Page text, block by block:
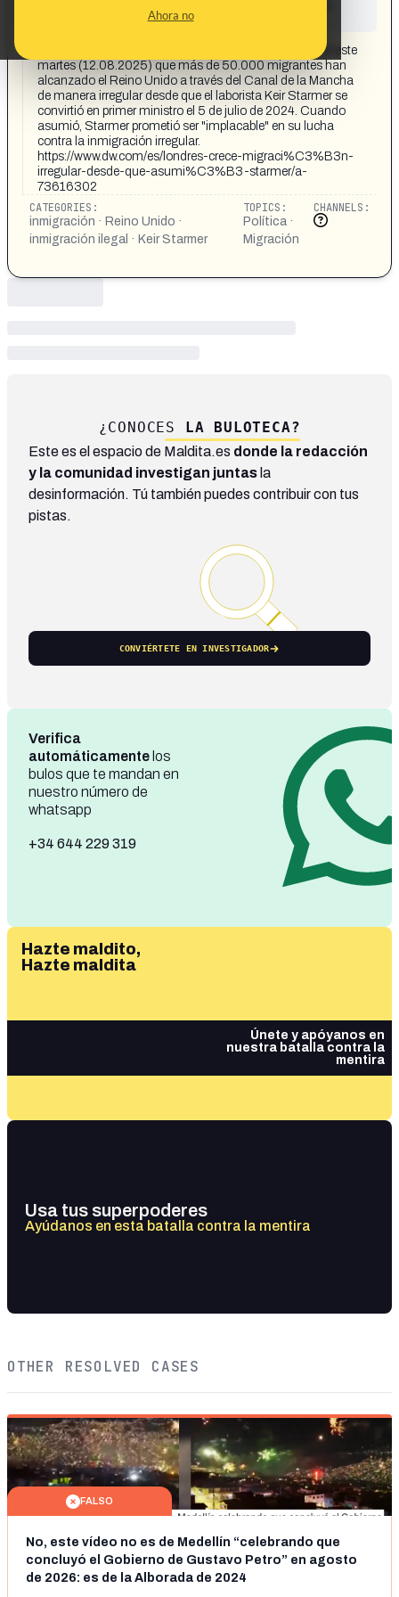
Ahora no
El Home Office (Ministerio del Interior) británico informó este
martes (12.08.2025) que más de 50.000 migrantes han
alcanzado el Reino Unido a través del Canal de la Mancha
de manera irregular desde que el laborista Keir Starmer se
convirtió en primer ministro el 5 de julio de 2024. Cuando
asumió, Starmer prometió ser "implacable" en su lucha
contra la inmigración irregular.
https://www.dw.com/es/londres-crece-migraci%C3%B3n-
irregular-desde-que-asumi%C3%B3-starmer/a-
73616302
CATEGORIES:
inmigración · Reino Unido ·
inmigración ilegal · Keir Starmer
TOPICS:
Política ·
Migración
CHANNELS:
¿CONOCES LA BULOTECA?
Este es el espacio de Maldita.es donde la redacción
y la comunidad investigan juntas la
desinformación. Tú también puedes contribuir con tus
pistas.
CONVIÉRTETE EN INVESTIGADOR
Verifica
automáticamente los
bulos que te mandan en
nuestro número de
whatsapp
+34 644 229 319
Hazte maldito,
Hazte maldita
Únete y apóyanos en
nuestra batalla contra la
mentira
Usa tus superpoderes
Ayúdanos en esta batalla contra la mentira
OTHER RESOLVED CASES
FALSO
No, este vídeo no es de Medellín “celebrando que
concluyó el Gobierno de Gustavo Petro” en agosto
de 2026: es de la Alborada de 2024